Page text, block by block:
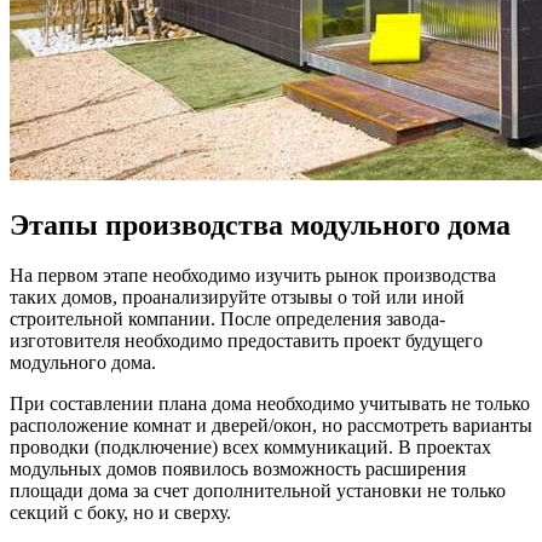
Этапы производства модульного дома
На первом этапе необходимо изучить рынок производства
таких домов, проанализируйте отзывы о той или иной
строительной компании. После определения завода-
изготовителя необходимо предоставить проект будущего
модульного дома.
При составлении плана дома необходимо учитывать не только
расположение комнат и дверей/окон, но рассмотреть варианты
проводки (подключение) всех коммуникаций. В проектах
модульных домов появилось возможность расширения
площади дома за счет дополнительной установки не только
секций с боку, но и сверху.